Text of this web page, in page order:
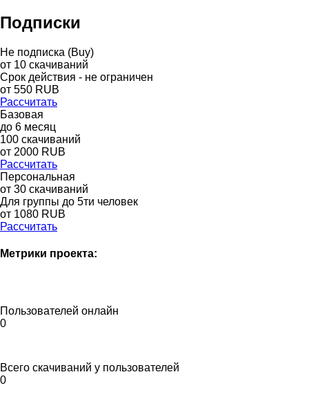
Подписки
Не подписка (Buy)
от 10 скачиваний
Срок действия - не ограничен
от 550 RUB
Рассчитать
Базовая
до 6 месяц
100 скачиваний
от 2000 RUB
Рассчитать
Персональная
от 30 скачиваний
Для группы до 5ти человек
от 1080 RUB
Рассчитать
Метрики проекта:
Пользователей онлайн
0
Всего скачиваний у пользователей
0